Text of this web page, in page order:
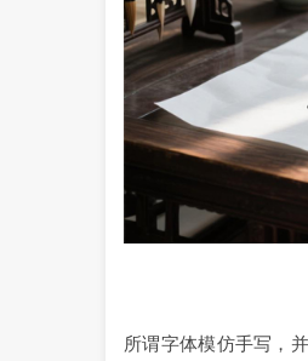
所谓字体模仿手写，